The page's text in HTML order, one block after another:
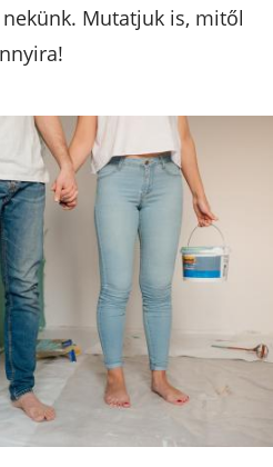
Mutatjuk is, mitől